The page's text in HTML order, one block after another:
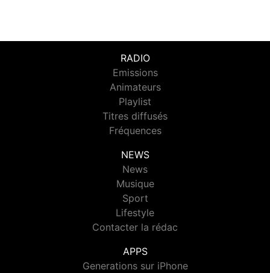
RADIO
Emissions
Animateurs
Playlist
Titres diffusés
Fréquences
NEWS
News
Musique
Sport
Lifestyle
Contacter la rédac
APPS
Generations sur iPhone